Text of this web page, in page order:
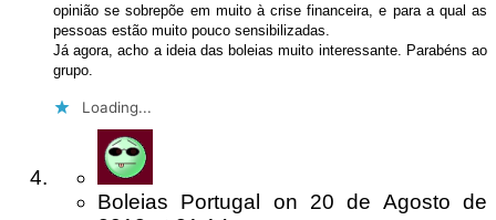
opinião se sobrepõe em muito à crise financeira, e para a qual as
pessoas estão muito pouco sensibilizadas.
Já agora, acho a ideia das boleias muito interessante. Parabéns ao
grupo.
Loading...
Boleias Portugal on 20 de Agosto de